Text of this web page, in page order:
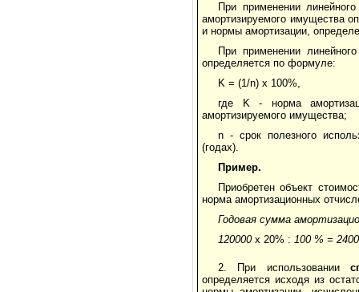
При применении
амортизируемого имущества
и нормы амортизации,
При применении
определяется по формуле:
K = (1/n) x 100%,
где K - норма
амортизируемого имущества;
n - срок полезного
(годах).
Пример.
Приобретен объект
норма амортизационных
Годовая сумма
120000 х 20% : 100 % =
2. При использовании
определяется исходя из